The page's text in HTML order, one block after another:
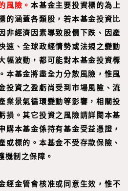
風險。本基金主要投資標的為上
的涵蓋各類股，若本基金投資比
非經濟因素導致股價下跌、因產
速、全球政經情勢或法規之變動
幅波動，都可能對本基金投資標
本基金將盡全力分散風險，惟風
投資之盈虧尚受到市場風險、流
業景氣循環變動等影響，相關投
損。其它投資之風險請詳閱本基
購本基金係持有基金受益憑證，
或標的。本基金不受存款保險、
機制之保障。
經金管會核准或同意生效，惟不